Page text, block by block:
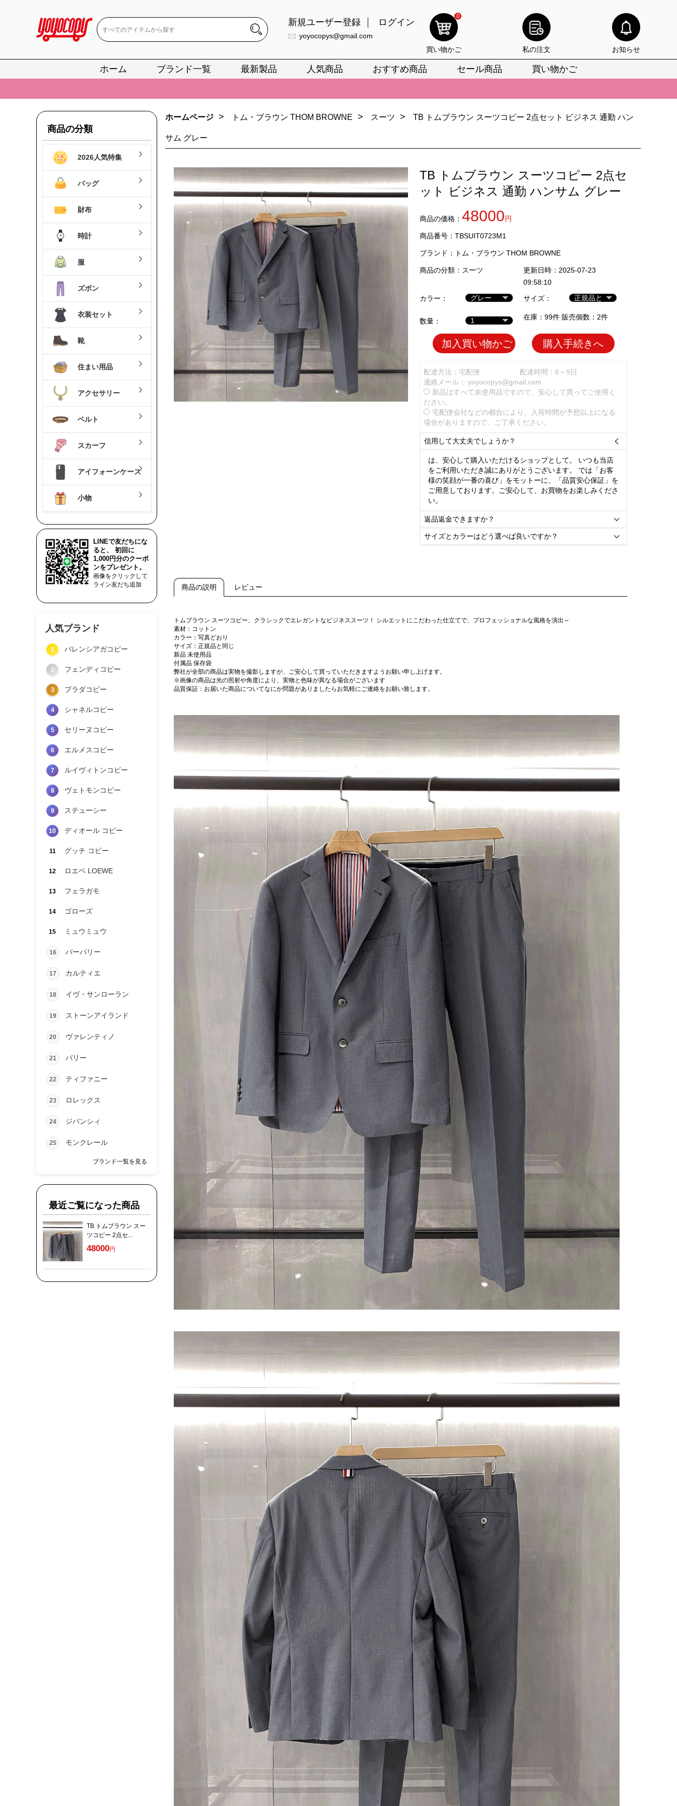
新規ユーザー登録 ログイン
yoyocopys@gmail.com
0
買い物かご 私の注文 お知らせ
ホーム ブランド一覧 最新製品 人気商品 おすすめ商品 セール商品 買い物かご
📢 当店は正真正銘のn級スーパーコピーのみ取扱い。最高品質の再現度を安心してお選びいただけます。
📢 新作入荷！ルイ・ヴィトンスーパーコピー バッグ最新モデルが登場。上質な仕上がりをお見逃しなく。
📢 当店は正真正銘のn級スーパーコピーのみ取扱い。最高品質の再現度を安心してお選びいただけます。
📢 新作入荷！ルイ・ヴィトンスーパーコピー バッグ最新モデルが登場。上質な仕上がりをお見逃しなく。
商品の分類
2026人気特集
バッグ
財布
時計
服
ズボン
衣装セット
靴
住まい用品
アクセサリー
ベルト
スカーフ
アイフォーンケース
小物
LINEで友だちにな
ると、 初回に
1,000円分のクーポ
ンをプレゼント。
画像をクリックして
ライン友だち追加
人気ブランド
1 バレンシアガコピー
2 フェンディコピー
3 プラダコピー
4 シャネルコピー
5 セリーヌコピー
6 エルメスコピー
7 ルイヴィトンコピー
8 ヴェトモンコピー
9 ステューシー
10 ディオール コピー
11 グッチ コピー
12 ロエベ LOEWE
13 フェラガモ
14 ゴローズ
15 ミュウミュウ
16 バーバリー
17 カルティエ
18 イヴ・サンローラン
19 ストーンアイランド
20 ヴァレンティノ
21 バリー
22 ティファニー
23 ロレックス
24 ジバンシィ
25 モンクレール
ブランド一覧を見る
最近ご覧になった商品
TB トムブラウン スー
ツコピー 2点セ...
48000円
ホームページ > トム・ブラウン THOM BROWNE > スーツ > TB トムブラウン スーツコピー 2点セット ビジネス 通勤 ハン
サム グレー
TB トムブラウン スーツコピー 2点セ
ット ビジネス 通勤 ハンサム グレー
商品の価格： 48000円
商品番号：TBSUIT0723M1
ブランド： トム・ブラウン THOM BROWNE
商品の分類： スーツ
更新日時：2025-07-23
09:58:10
カラー：
サイズ：
数量： 在庫：99件 販売個数：2件
加入買い物かご 購入手続きへ
配達方法：宅配便
配達時間：6～9日
連絡メール： yoyocopys@gmail.com
新品はすべて未使用品ですので、安心して買ってご使用く
ださい。
宅配便会社などの都合により、入荷時間が予想以上になる
場合がありますので、ご了承ください。
信用して大丈夫でしょうか？ 
は、安心して購入いただけるショップとして。 いつも当店
をご利用いただき誠にありがとうございます。 では「お客
様の笑顔が一番の喜び」をモットーに、「品質安心保証」を
ご用意しております。ご安心して、お買物をお楽しみくださ
い。
返品返金できますか？ 
サイズとカラーはどう選べば良いですか？ 
商品の説明 レビュー
トムブラウン スーツコピー、クラシックでエレガントなビジネススーツ！ シルエットにこだわった仕立てで、プロフェッショナルな風格を演出～
素材：コットン
カラー：写真どおり
サイズ：正規品と同じ
新品 未使用品
付属品 保存袋
弊社が全部の商品は実物を撮影しますが、ご安心して買っていただきますようお願い申し上げます。
※画像の商品は光の照射や角度により、実物と色味が異なる場合がございます
品質保証：お届いた商品についてなにか問題がありましたらお気軽にご連絡をお願い致します。